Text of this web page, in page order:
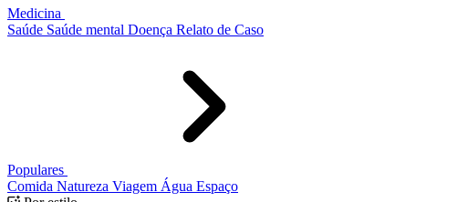
Medicina
Saúde Saúde mental Doença Relato de Caso
Populares
Comida Natureza Viagem Água Espaço